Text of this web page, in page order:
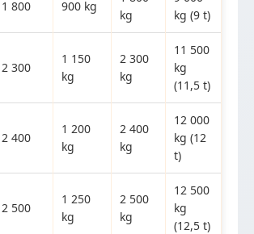
1 800 900 kg
kg
kg (9 t)
2 300
1 150
kg
2 300
kg
11 500
kg
(11,5 t)
2 400
1 200
kg
2 400
kg
12 000
kg (12
t)
2 500
1 250
kg
2 500
kg
12 500
kg
(12,5 t)